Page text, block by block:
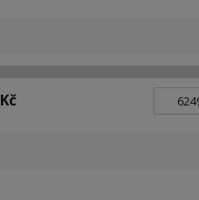
Kč